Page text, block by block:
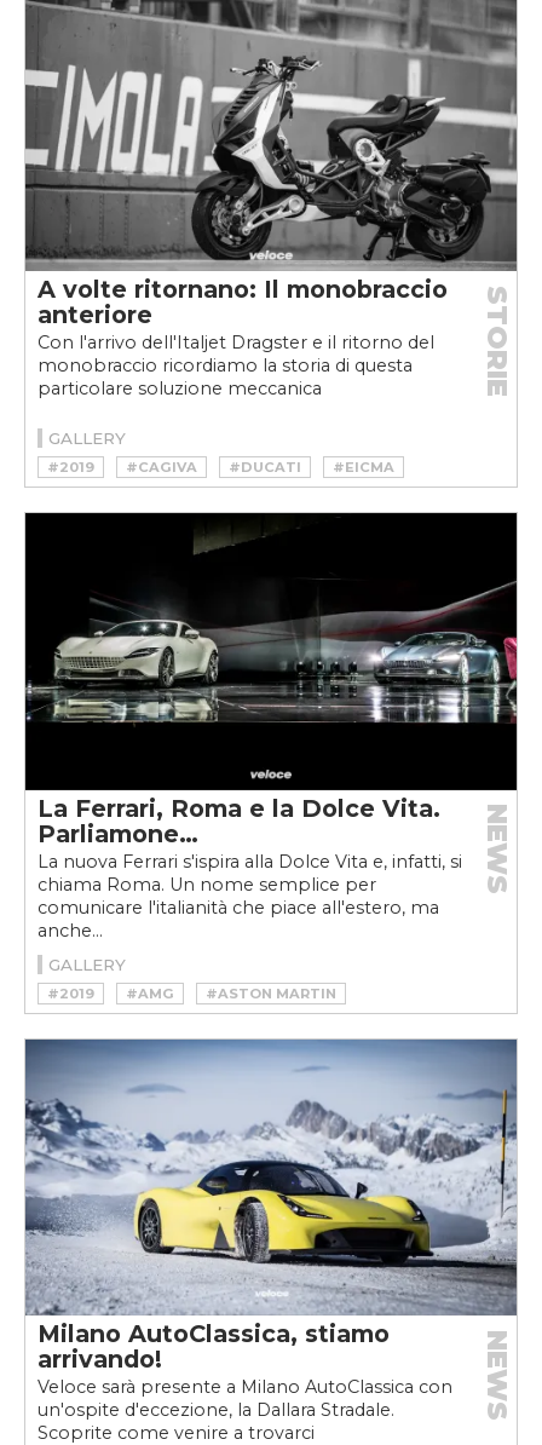
A volte ritornano: Il monobraccio
anteriore
Con l'arrivo dell'Italjet Dragster e il ritorno del
monobraccio ricordiamo la storia di questa
particolare soluzione meccanica
STORIE
GALLERY
#2019 #CAGIVA #DUCATI
#EICMA
#GILERA
#HONDA ELF
#ITALJET
#MONOBRACCIO
#VESPA #YAMHA
La Ferrari, Roma e la Dolce Vita.
Parliamone…
La nuova Ferrari s'ispira alla Dolce Vita e, infatti, si
chiama Roma. Un nome semplice per
comunicare l'italianità che piace all'estero, ma
anche...
NEWS
GALLERY
#2019 #AMG
#ASTON MARTIN
#DOLCE VITA
#F8 TRIBUTO
#FERRARI
#FLAVIO MANZONI
#GRAN TURISMO
#MASERATI
#MICHAEL LEITERS
Milano AutoClassica, stiamo
arrivando!
Veloce sarà presente a Milano AutoClassica con
un'ospite d'eccezione, la Dallara Stradale.
Scoprite come venire a trovarci
NEWS